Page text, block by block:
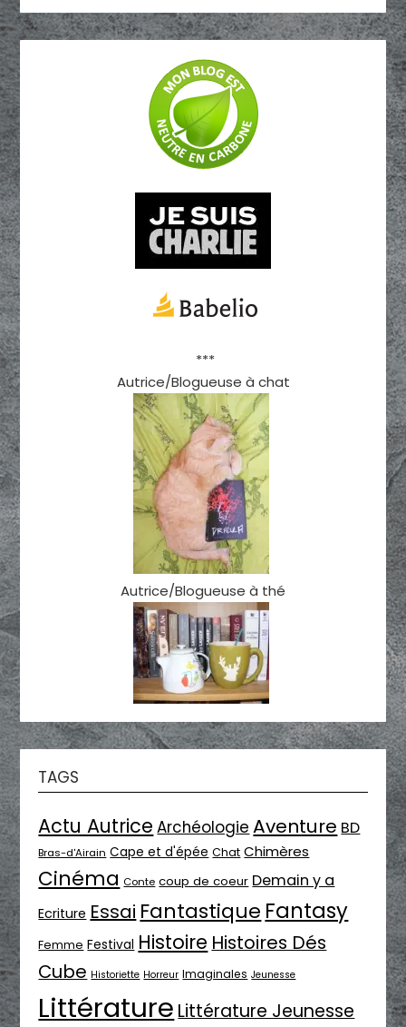
***
Autrice/Blogueuse à chat
Autrice/Blogueuse à thé
TAGS
Actu Autrice Archéologie Aventure BD
Bras-d'Airain Cape et d'épée Chat Chimères
Cinéma Conte coup de coeur Demain y a
Ecriture Essai Fantastique Fantasy
Femme Festival Histoire Histoires Dés
Cube Historiette Horreur Imaginales Jeunesse
Littérature Littérature Jeunesse